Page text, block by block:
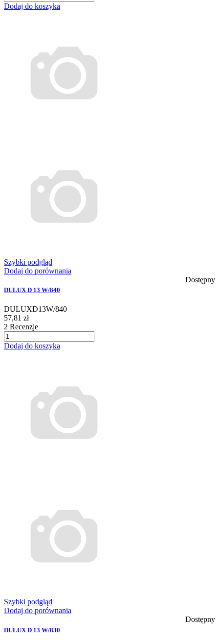
Dodaj do koszyka
Szybki podgląd
Dodaj do porównania
Dostępny
DULUX D 13 W/840
DULUXD13W/840
57,81 zł
2 Recenzje
Dodaj do koszyka
Szybki podgląd
Dodaj do porównania
Dostępny
DULUX D 13 W/830